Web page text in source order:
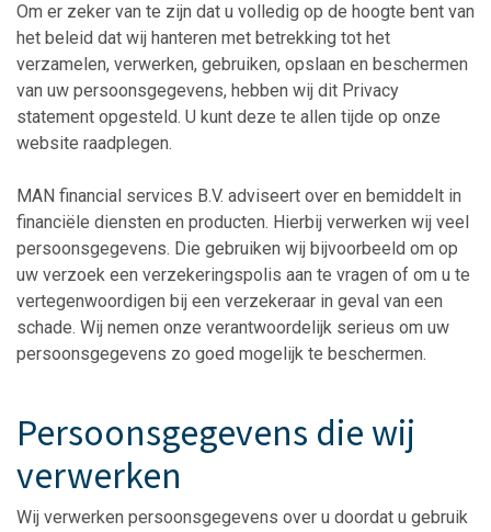
Om er zeker van te zijn dat u volledig op de hoogte bent van
het beleid dat wij hanteren met betrekking tot het
verzamelen, verwerken, gebruiken, opslaan en beschermen
van uw persoonsgegevens, hebben wij dit Privacy
statement opgesteld. U kunt deze te allen tijde op onze
website raadplegen.
MAN financial services B.V. adviseert over en bemiddelt in
financiële diensten en producten. Hierbij verwerken wij veel
persoonsgegevens. Die gebruiken wij bijvoorbeeld om op
uw verzoek een verzekeringspolis aan te vragen of om u te
vertegenwoordigen bij een verzekeraar in geval van een
schade. Wij nemen onze verantwoordelijk serieus om uw
persoonsgegevens zo goed mogelijk te beschermen.
Persoonsgegevens die wij
verwerken
Wij verwerken persoonsgegevens over u doordat u gebruik